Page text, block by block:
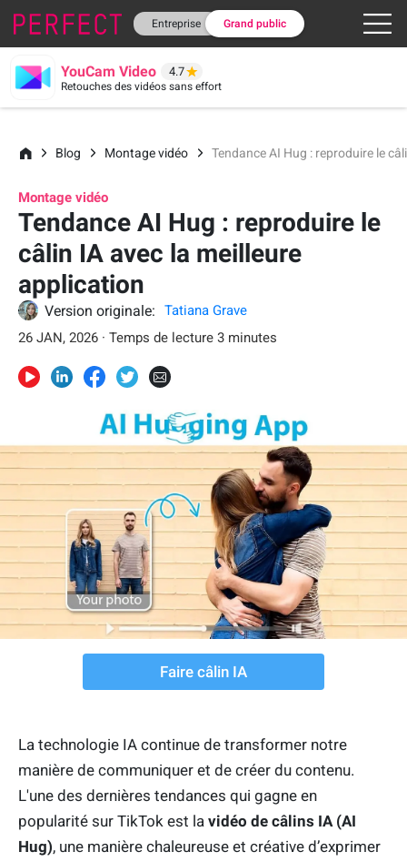
Entreprise Grand public
YouCam Video 4.7
Retouches des vidéos sans effort
Blog Montage vidéo Tendance AI Hug : reproduire le
Montage vidéo
Tendance AI Hug : reproduire le
câlin IA avec la meilleure
application
Version originale:
Tatiana Grave
26 JAN, 2026 · Temps de lecture 3 minutes
Faire câlin IA
La technologie IA continue de transformer notre
manière de communiquer et de créer du contenu.
L'une des dernières tendances qui gagne en
popularité sur TikTok est la vidéo de câlins IA (AI
Hug), une manière chaleureuse et créative d’exprimer